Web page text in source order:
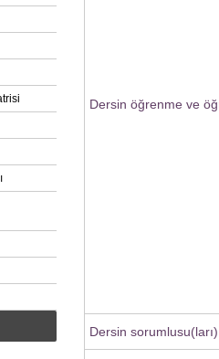
Dersin öğrenme ve
Dersin sorumlusu(ları)